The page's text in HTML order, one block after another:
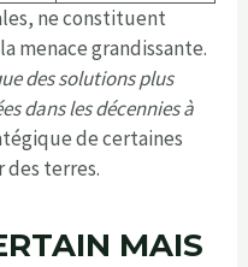
ne constituent
menace grandissante.
des solutions plus
dans les décennies à
de certaines
terres.
MAIS